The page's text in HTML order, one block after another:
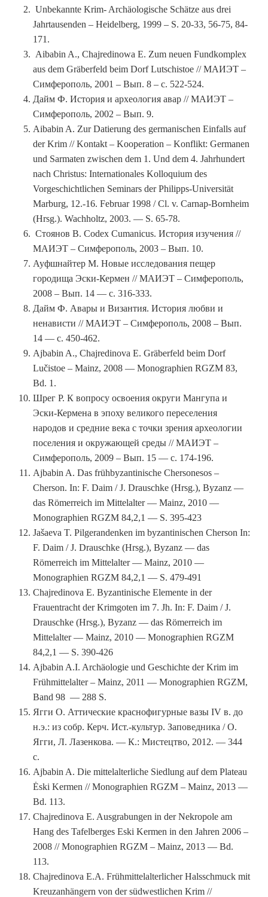
Unbekannte Krim- Archäologische Schätze aus drei
Jahrtausenden – Heidelberg, 1999 – S. 20-33, 56-75, 84-
171.
Aibabin A., Chajredinowa E. Zum neuen Fundkomplex
aus dem Gräberfeld beim Dorf Lutschistoe // МАИЭТ –
Симферополь, 2001 – Вып. 8 – с. 522-524.
Дайм Ф. История и археология авар // МАИЭТ –
Симферополь, 2002 – Вып. 9.
Aibabin A. Zur Datierung des germanischen Einfalls auf
der Krim // Kontakt – Kooperation – Konflikt: Germanen
und Sarmaten zwischen dem 1. Und dem 4. Jahrhundert
nach Christus: Internationales Kolloquium des
Vorgeschichtlichen Seminars der Philipps-Universität
Marburg, 12.-16. Februar 1998 / Cl. v. Carnap-Bornheim
(Hrsg.). Wachholtz, 2003. — S. 65-78.
Стоянов В. Codex Cumanicus. История изучения //
МАИЭТ – Симферополь, 2003 – Вып. 10.
Ауфшнайтер М. Новые исследования пещер
городища Эски-Кермен // МАИЭТ – Симферополь,
2008 – Вып. 14 — с. 316-333.
Дайм Ф. Авары и Византия. История любви и
ненависти // МАИЭТ – Симферополь, 2008 – Вып.
14 — с. 450-462.
Ajbabin A., Chajredinova E. Gräberfeld beim Dorf
Lučistoe – Mainz, 2008 — Monographien RGZM 83,
Bd. 1.
Шрег Р. К вопросу освоения округи Мангупа и
Эски-Кермена в эпоху великого переселения
народов и средние века с точки зрения археологии
поселения и окружающей среды // МАИЭТ –
Симферополь, 2009 – Вып. 15 — с. 174-196.
Ajbabin A. Das frühbyzantinische Chersonesos –
Cherson. In: F. Daim / J. Drauschke (Hrsg.), Byzanz —
das Römerreich im Mittelalter — Mainz, 2010 —
Monographien RGZM 84,2,1 — S. 395-423
Jašaeva T. Pilgerandenken im byzantinischen Cherson In:
F. Daim / J. Drauschke (Hrsg.), Byzanz — das
Römerreich im Mittelalter — Mainz, 2010 —
Monographien RGZM 84,2,1 — S. 479-491
Chajredinova E. Byzantinische Elemente in der
Frauentracht der Krimgoten im 7. Jh. In: F. Daim / J.
Drauschke (Hrsg.), Byzanz — das Römerreich im
Mittelalter — Mainz, 2010 — Monographien RGZM
84,2,1 — S. 390-426
Ajbabin A.I. Archäologie und Geschichte der Krim im
Frühmittelalter – Mainz, 2011 — Monographien RGZM,
Band 98 — 288 S.
Ягги О. Аттические краснофигурные вазы IV в. до
н.э.: из собр. Керч. Ист.-культур. Заповедника / О.
Ягги, Л. Лазенкова. — К.: Мистецтво, 2012. — 344
с.
Ajbabin A. Die mittelalterliche Siedlung auf dem Plateau
Ėski Kermen // Monographien RGZM – Mainz, 2013 —
Bd. 113.
Chajredinova E. Ausgrabungen in der Nekropole am
Hang des Tafelberges Eski Kermen in den Jahren 2006 –
2008 // Monographien RGZM – Mainz, 2013 — Bd.
113.
Chajredinova E.A. Frühmittelalterlicher Halsschmuck mit
Kreuzanhängern von der südwestlichen Krim //